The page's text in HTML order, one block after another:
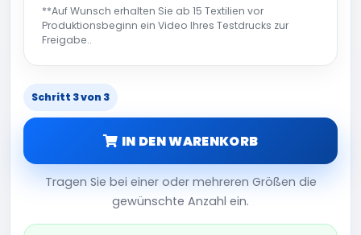
**Auf Wunsch erhalten Sie ab 15 Textilien vor
Produktionsbeginn ein Video Ihres Testdrucks zur
Freigabe..
Schritt 3 von 3
IN DEN WARENKORB
Tragen Sie bei einer oder mehreren Größen die
gewünschte Anzahl ein.